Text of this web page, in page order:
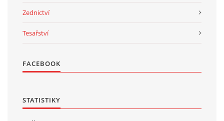
Zednictví
Tesařství
FACEBOOK
STATISTIKY